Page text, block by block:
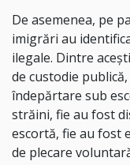
De asemenea, pe
imigrări au
ilegale. Dintre
de custodie
îndepărtare sub
străini, fie au fost
escortă, fie au fost
de plecare